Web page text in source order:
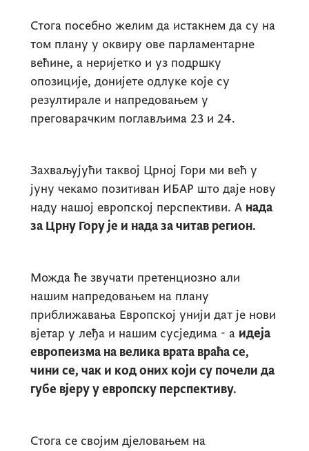
Стога посебно желим да истакнем да су на
том плану у оквиру ове парламентарне
већине, а неријетко и уз подршку
опозиције, донијете одлуке које су
резултирале и напредовањем у
преговарачким поглављима 23 и 24.
Захваљујући таквој Црној Гори ми већ у
јуну чекамо позитиван ИБАР што даје нову
наду нашој европској перспективи. А нада
за Црну Гору је и нада за читав регион.
Можда ће звучати претенциозно али
нашим напредовањем на плану
приближавања Европској унији дат је нови
вјетар у леђа и нашим сусједима - а идеја
европеизма на велика врата враћа се,
чини се, чак и код оних који су почели да
губе вјеру у европску перспективу.
Стога се својим дјеловањем на